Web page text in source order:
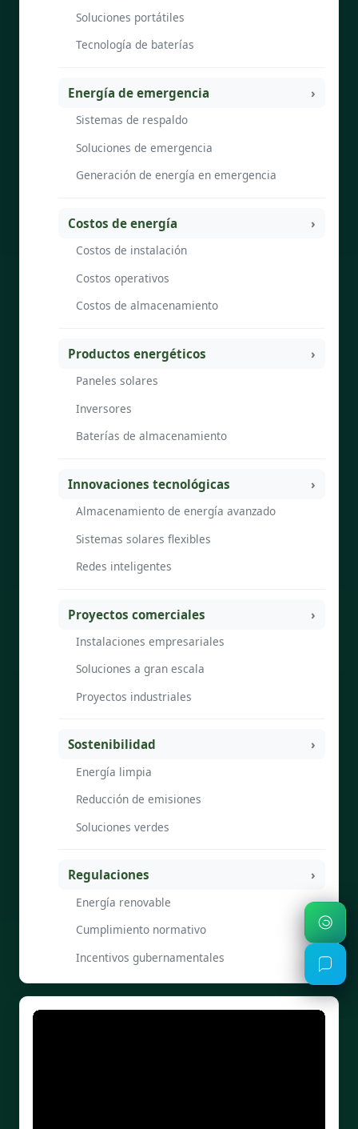
Soluciones portátiles
Tecnología de baterías
Energía de emergencia
Sistemas de respaldo
Soluciones de emergencia
Generación de energía en emergencia
Costos de energía
Costos de instalación
Costos operativos
Costos de almacenamiento
Productos energéticos
Paneles solares
Inversores
Baterías de almacenamiento
Innovaciones tecnológicas
Almacenamiento de energía avanzado
Sistemas solares flexibles
Redes inteligentes
Proyectos comerciales
Instalaciones empresariales
Soluciones a gran escala
Proyectos industriales
Sostenibilidad
Energía limpia
Reducción de emisiones
Soluciones verdes
Regulaciones
Energía renovable
Cumplimiento normativo
Incentivos gubernamentales